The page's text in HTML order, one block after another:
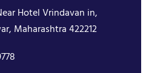
Hotel Vrindavan in,
Maharashtra 422212